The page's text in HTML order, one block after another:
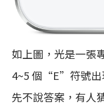
如上圖，光是一張
4~5 個“E”符號出
先不說答案，有人